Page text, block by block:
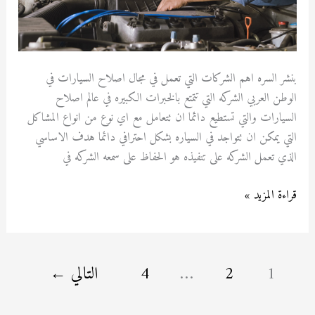
بنشر السره اهم الشركات التي تعمل في مجال اصلاح السيارات في
الوطن العربي الشركه التي تتمتع بالخبرات الكبيره في عالم اصلاح
السيارات والتي تستطيع دائما ان تتعامل مع اي نوع من انواع المشاكل
التي يمكن ان تتواجد في السياره بشكل احترافي دائما هدف الاساسي
الذي تعمل الشركه على تنفيذه هو الحفاظ على سمعه الشركه في
قراءة المزيد »
1
2
…
4 التالي ←